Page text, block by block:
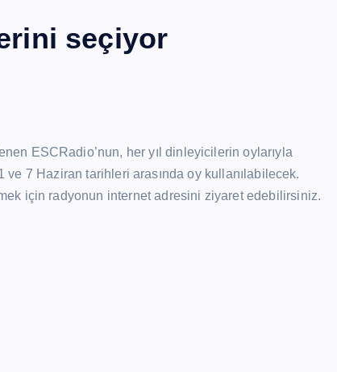
seçiyor
ESCRadio’nun, her yıl dinleyicilerin oylarıyla
ve 7 Haziran tarihleri arasında oy kullanılabilecek.
için radyonun internet adresini ziyaret edebilirsiniz.